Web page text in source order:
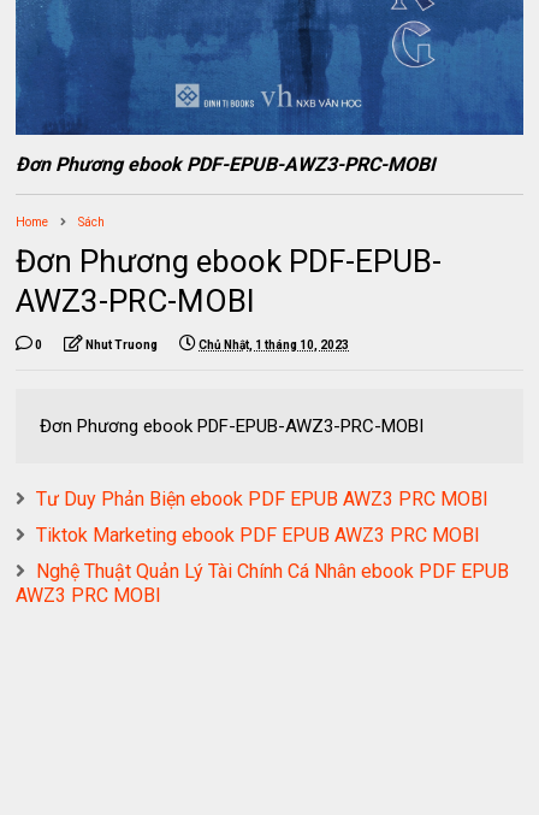
Đơn Phương ebook PDF-EPUB-AWZ3-PRC-MOBI
Home Sách
Đơn Phương ebook PDF-EPUB-
AWZ3-PRC-MOBI
0 Nhut Truong Chủ Nhật, 1 tháng 10, 2023
Đơn Phương ebook PDF-EPUB-AWZ3-PRC-MOBI
Tư Duy Phản Biện ebook PDF EPUB AWZ3 PRC MOBI
Tiktok Marketing ebook PDF EPUB AWZ3 PRC MOBI
Nghệ Thuật Quản Lý Tài Chính Cá Nhân ebook PDF EPUB
AWZ3 PRC MOBI